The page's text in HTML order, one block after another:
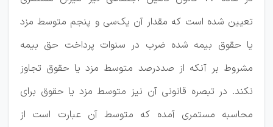
تعیین شده است که مقدار آن یک‌سی و پنجم متوسط مزد
یا حقوق بیمه شده ضرب در سنوات پرداخت حق بیمه
مشروط بر آنکه از صددرصد متوسط مزد یا حقوق تجاوز
نکند. در تبصره قانونی آن نیز متوسط مزد یا حقوق برای
محاسبه مستمری آمده که متوسط آن عبارت است از